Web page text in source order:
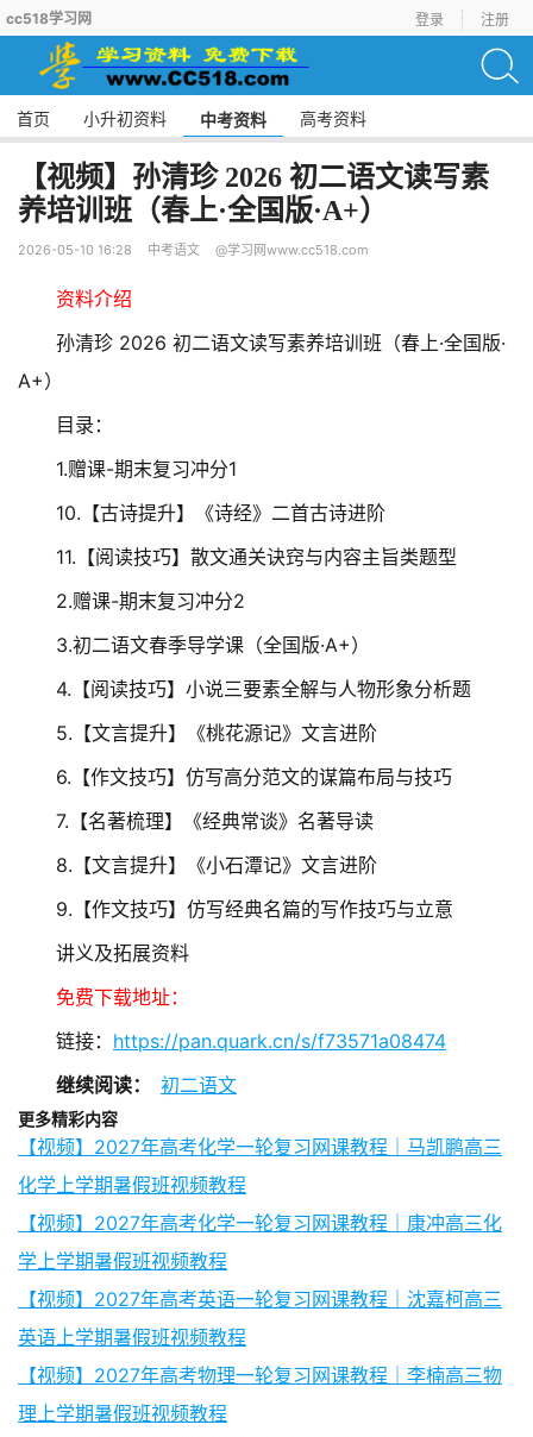
cc518学习网 登录 注册
首页 小升初资料 中考资料 高考资料
【视频】孙清珍 2026 初二语文读写素
养培训班（春上·全国版·A+）
2026-05-10 16:28 中考语文 @学习网www.cc518.com
资料介绍
孙清珍 2026 初二语文读写素养培训班（春上·全国版·
A+）
目录：
1.赠课-期末复习冲分1
10.【古诗提升】《诗经》二首古诗进阶
11.【阅读技巧】散文通关诀窍与内容主旨类题型
2.赠课-期末复习冲分2
3.初二语文春季导学课（全国版·A+）
4.【阅读技巧】小说三要素全解与人物形象分析题
5.【文言提升】《桃花源记》文言进阶
6.【作文技巧】仿写高分范文的谋篇布局与技巧
7.【名著梳理】《经典常谈》名著导读
8.【文言提升】《小石潭记》文言进阶
9.【作文技巧】仿写经典名篇的写作技巧与立意
讲义及拓展资料
免费下载地址：
链接： https://pan.quark.cn/s/f73571a08474
继续阅读：
初二语文
更多精彩内容
【视频】2027年高考化学一轮复习网课教程｜马凯鹏高三
化学上学期暑假班视频教程
【视频】2027年高考化学一轮复习网课教程｜康冲高三化
学上学期暑假班视频教程
【视频】2027年高考英语一轮复习网课教程｜沈嘉柯高三
英语上学期暑假班视频教程
【视频】2027年高考物理一轮复习网课教程｜李楠高三物
理上学期暑假班视频教程